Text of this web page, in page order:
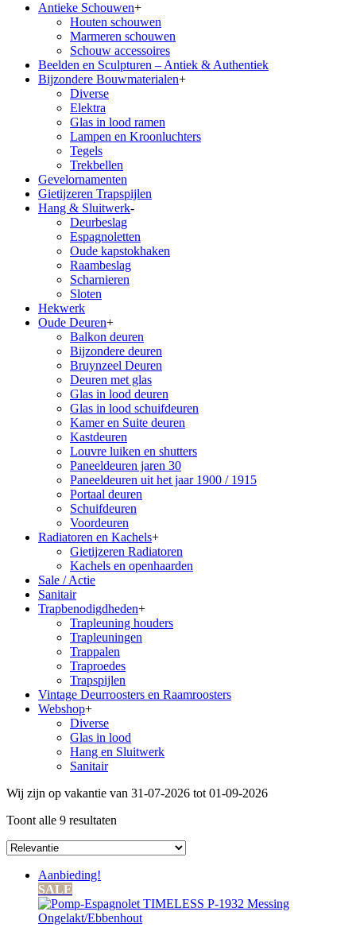
Antieke Schouwen+
Houten schouwen
Marmeren schouwen
Schouw accessoires
Beelden en Sculpturen – Antiek & Authentiek
Bijzondere Bouwmaterialen+
Diverse
Elektra
Glas in lood ramen
Lampen en Kroonluchters
Tegels
Trekbellen
Gevelornamenten
Gietijzeren Trapspijlen
Hang & Sluitwerk-
Deurbeslag
Espagnoletten
Oude kapstokhaken
Raambeslag
Scharnieren
Sloten
Hekwerk
Oude Deuren+
Balkon deuren
Bijzondere deuren
Bruynzeel Deuren
Deuren met glas
Glas in lood deuren
Glas in lood schuifdeuren
Kamer en Suite deuren
Kastdeuren
Louvre luiken en shutters
Paneeldeuren jaren 30
Paneeldeuren uit het jaar 1900 / 1915
Portaal deuren
Schuifdeuren
Voordeuren
Radiatoren en Kachels+
Gietijzeren Radiatoren
Kachels en openhaarden
Sale / Actie
Sanitair
Trapbenodigdheden+
Trapleuning houders
Trapleuningen
Trappalen
Traproedes
Trapspijlen
Vintage Deurroosters en Raamroosters
Webshop+
Diverse
Glas in lood
Hang en Sluitwerk
Sanitair
Wij zijn op vakantie van 31-07-2026 tot 01-09-2026
Toont alle 9 resultaten
Aanbieding!
SALE